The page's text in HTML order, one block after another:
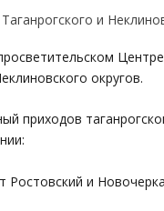
округов.
приходов
Ростовский и